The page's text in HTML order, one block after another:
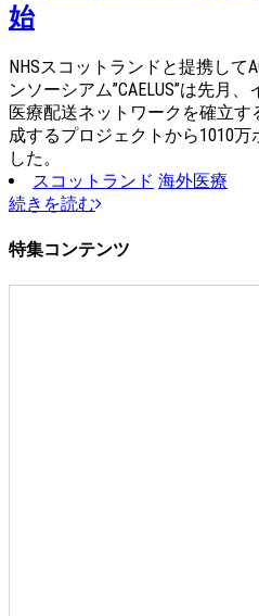
始
NHSスコットランドと提携して
ンソーシアム”CAELUS”は先月
医療配送ネットワークを確立
成するプロジェクトから1010
した。
スコットランド 海外医療
続きを読む
特集コンテンツ